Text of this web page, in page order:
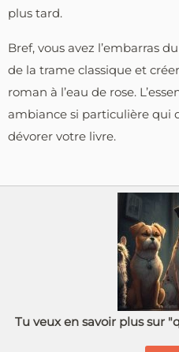
plus tard.
Bref, vous avez l’embarras
de la trame classique et
roman à l’eau de rose.
ambiance si particulière qui
dévorer votre livre.
Tu veux en savoir plus sur